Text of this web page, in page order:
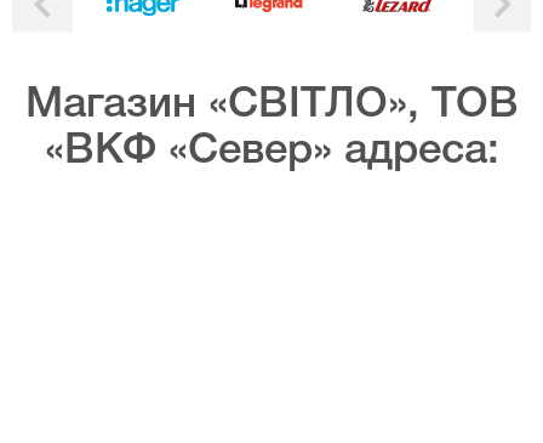
Магазин «СВІТЛО», ТОВ
«ВКФ «Север» адреса: